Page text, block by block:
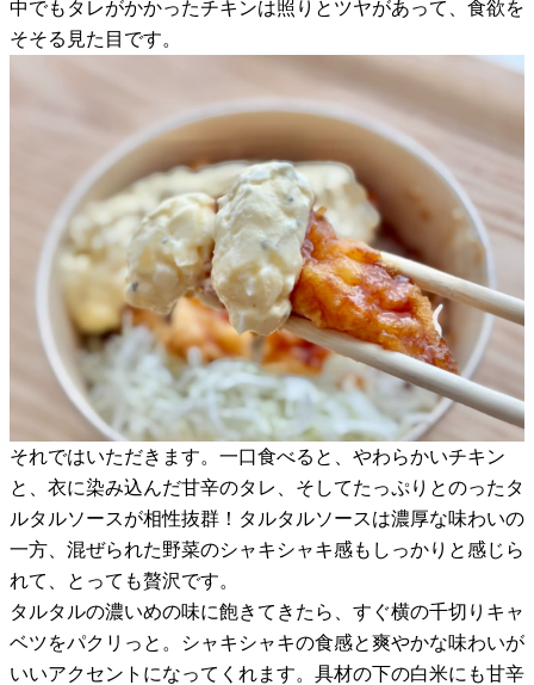
中でもタレがかかったチキンは照りとツヤがあって、食欲を
そそる見た目です。
それではいただきます。一口食べると、やわらかいチキン
と、衣に染み込んだ甘辛のタレ、そしてたっぷりとのったタ
ルタルソースが相性抜群！タルタルソースは濃厚な味わいの
一方、混ぜられた野菜のシャキシャキ感もしっかりと感じら
れて、とっても贅沢です。
タルタルの濃いめの味に飽きてきたら、すぐ横の千切りキャ
ベツをパクリっと。シャキシャキの食感と爽やかな味わいが
いいアクセントになってくれます。具材の下の白米にも甘辛